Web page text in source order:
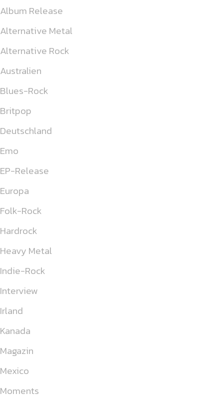
Album Release
Alternative Metal
Alternative Rock
Australien
Blues-Rock
Britpop
Deutschland
Emo
EP-Release
Europa
Folk-Rock
Hardrock
Heavy Metal
Indie-Rock
Interview
Irland
Kanada
Magazin
Mexico
Moments